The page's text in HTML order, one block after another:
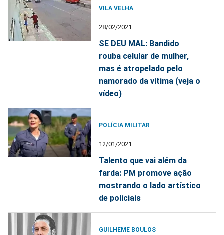
VILA VELHA
28/02/2021
SE DEU MAL: Bandido
rouba celular de mulher,
mas é atropelado pelo
namorado da vítima (veja o
vídeo)
POLÍCIA MILITAR
12/01/2021
Talento que vai além da
farda: PM promove ação
mostrando o lado artístico
de policiais
GUILHEME BOULOS